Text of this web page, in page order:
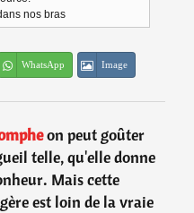
nos bras
WhatsApp Image
on peut goûter
telle, qu'elle donne
Mais cette
est loin de la vraie